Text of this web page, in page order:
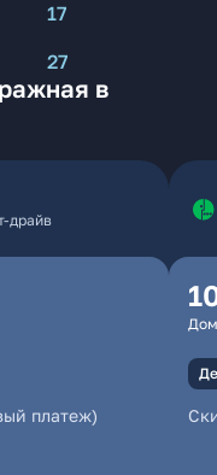
17
27
в
драйв
платеж)